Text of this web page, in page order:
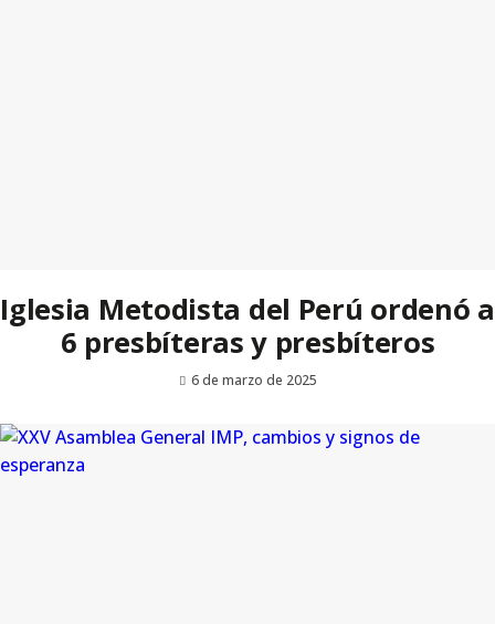
Iglesia Metodista del Perú ordenó a
6 presbíteras y presbíteros
6 de marzo de 2025